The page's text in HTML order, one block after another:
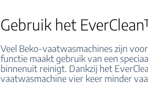
Gebruik het
Veel Beko-vaatwasmachines zijn
functie maakt gebruik van een
binnenuit reinigt. Dankzij het
vaatwasmachine vier keer minder